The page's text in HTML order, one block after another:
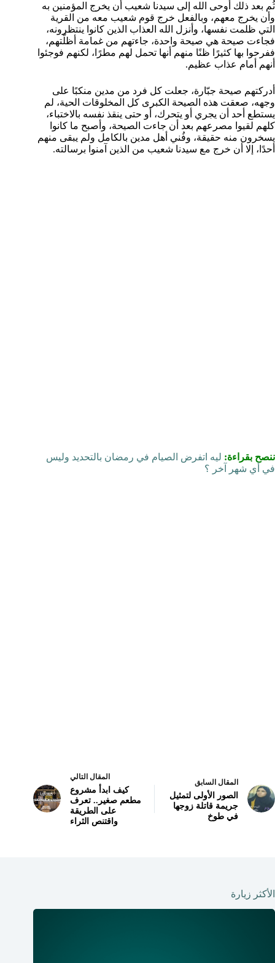
ثُم بعد ذلك أوحى الله إلى سيدنا شعيب أن يخرج المؤمنين به
وأن يخرج معهم، وبالفعل خرج قوم شعيب معه من القرية
التي ظلمت نفسها، وأنزل الله العذاب الذين كانوا ينتظرونه،
فجاءت صيحة هي صيحة واحدة، جاءتهم من غمامة أظلّتهم،
ففرحوا بها كثيرًا ظنًا منهم أنها تحمل لهم مطرًا، لكنهم فوجئوا
أنهم أمام عذاب عظيم.
أدركتهم صيحة جبّارة، جعلت كل فرد من مدين منكبًا على
وجهه، صعقت هذه الصيحة الكبرى كل المخلوقات الحية، لم
يستطع أحد أن يجري أو يتحرك، أو حتى ينقذ نفسه بالاختباء،
كلهم لقيوا مصرعهم بعد أن جاءت الصيحة، وأصبح ما كانوا
يسخرون منه حقيقة، وفُني أهل مدين بالكامل ولم يبقى منهم
أحدًا، إلا أن خرج مع سيدنا شعيب من الذين آمنوا برسالته.
ننصح بقراءة: ليه اتفرض الصيام في رمضان بالتحديد وليس
في أي شهر آخر ؟
المقال السابق
الصور الأولى لتمثيل
جريمة قاتلة زوجها
في طوخ
المقال التالي
كيف ابدأ مشروع
مطعم صغير.. تعرف
على الطريقة
واقتنص الثراء
الأكثر زيارة